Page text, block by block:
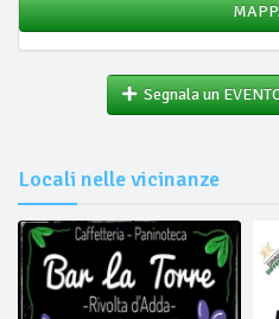
Segnala un
Locali nelle vicinanze